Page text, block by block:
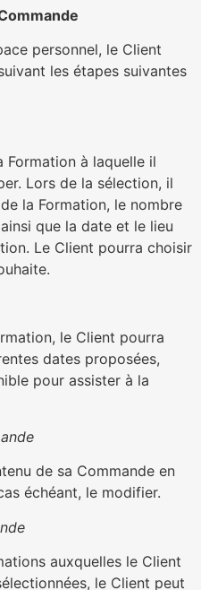
personnel, le Client
les étapes suivantes
à laquelle il
Lors de la sélection, il
la Formation, le nombre
que la date et le lieu
Le Client pourra choisir
le Client pourra
dates proposées,
pour assister à la
de sa Commande en
échéant, le modifier.
auxquelles le Client
le Client peut